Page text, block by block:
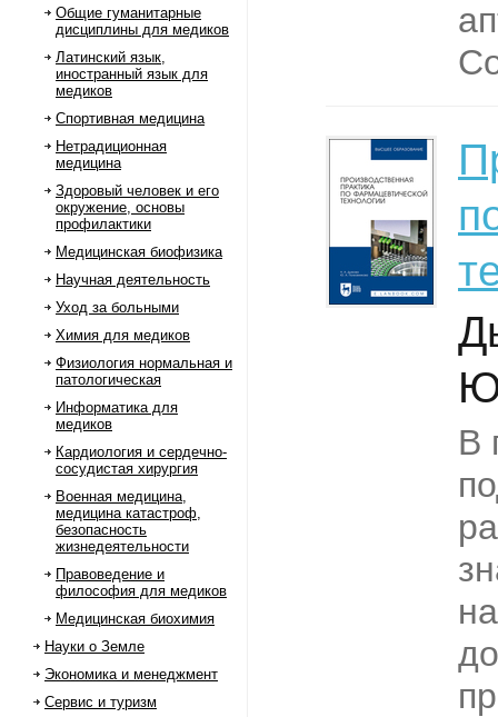
Общие гуманитарные
дисциплины для медиков
Латинский язык,
иностранный язык для
медиков
Спортивная медицина
Нетрадиционная
медицина
Здоровый человек и его
окружение, основы
профилактики
Медицинская биофизика
Научная деятельность
Уход за больными
Химия для медиков
Физиология нормальная и
патологическая
Информатика для
медиков
Кардиология и сердечно-
сосудистая хирургия
Военная медицина,
медицина катастроф,
безопасность
жизнедеятельности
Правоведение и
философия для медиков
Медицинская биохимия
Науки о Земле
Экономика и менеджмент
Сервис и туризм
В